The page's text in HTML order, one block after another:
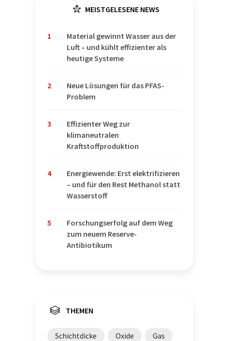
MEISTGELESENE NEWS
1
Material gewinnt Wasser aus der
Luft – und kühlt effizienter als
heutige Systeme
2
Neue Lösungen für das PFAS-
Problem
3
Effizienter Weg zur
klimaneutralen
Kraftstoffproduktion
4
Energiewende: Erst elektrifizieren
– und für den Rest Methanol statt
Wasserstoff
5
Forschungserfolg auf dem Weg
zum neuem Reserve-
Antibiotikum
THEMEN
Schichtdicke Oxide Gas